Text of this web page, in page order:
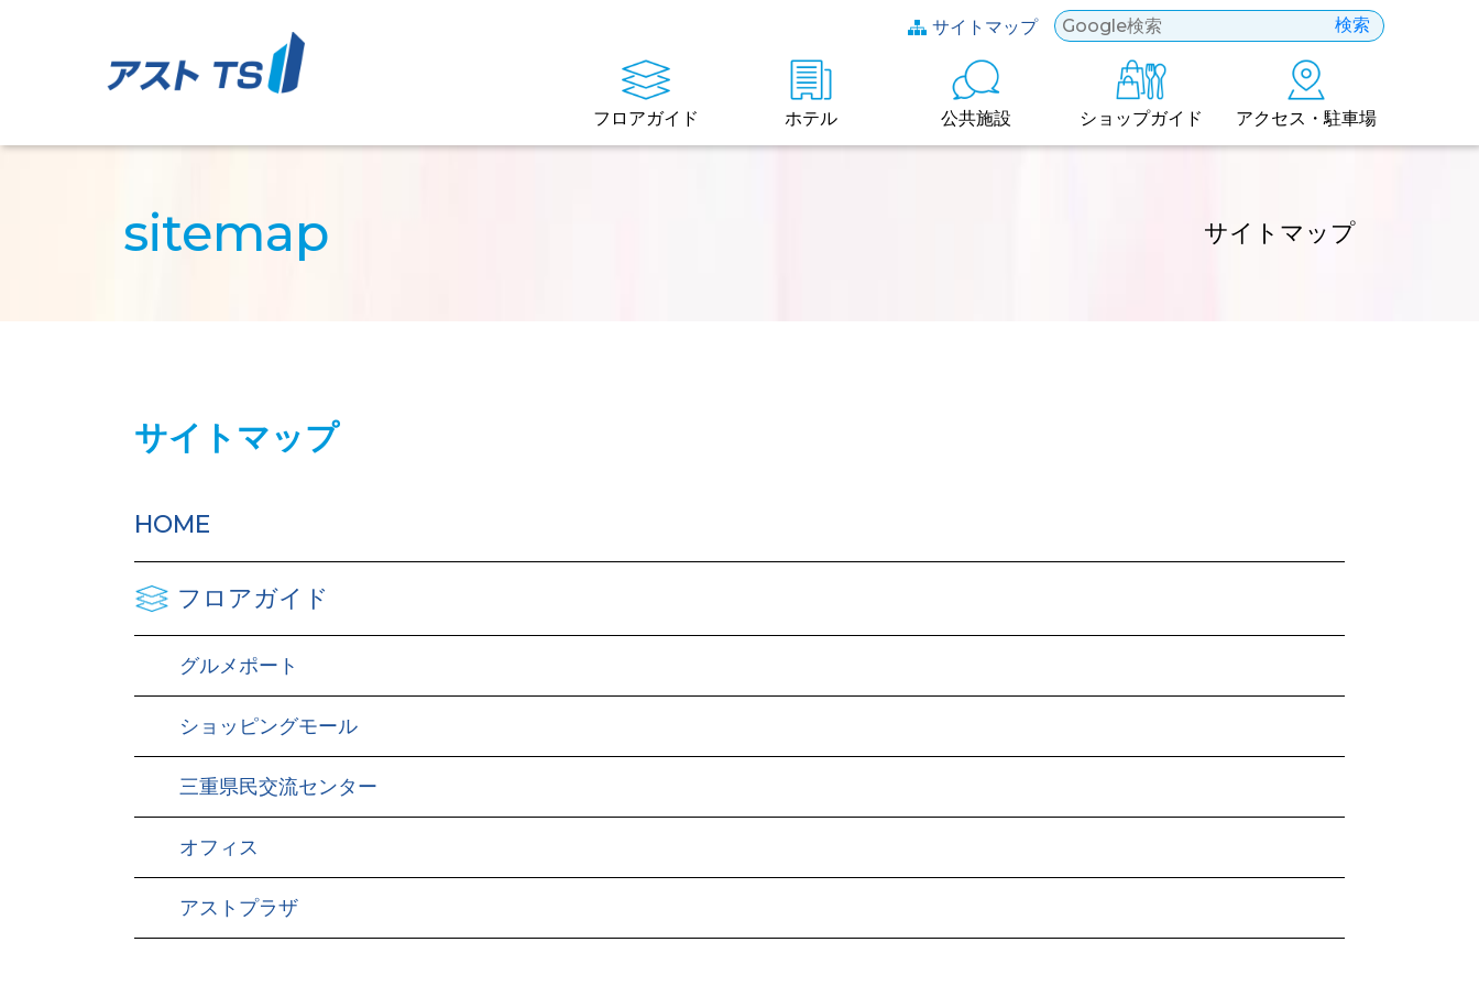
フロアガイド ホテル 公共施設 ショップガイド アクセス・駐車場
サイトマップ 検索
sitemap サイトマップ
サイトマップ
HOME
フロアガイド
グルメポート
ショッピングモール
三重県民交流センター
オフィス
アストプラザ